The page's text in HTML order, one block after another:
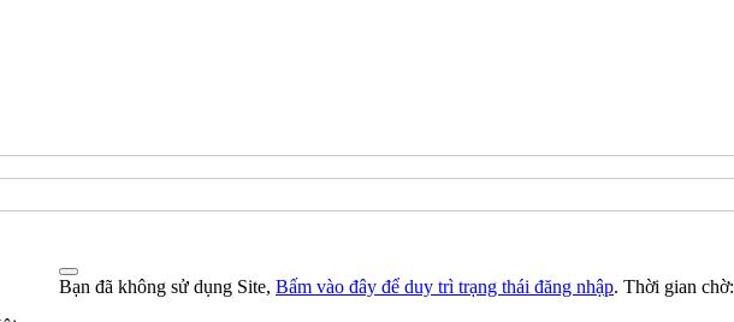
Bạn đã không sử dụng Site, Bấm vào đây để duy trì trạng thái đăng nhập. Thời gian chờ: